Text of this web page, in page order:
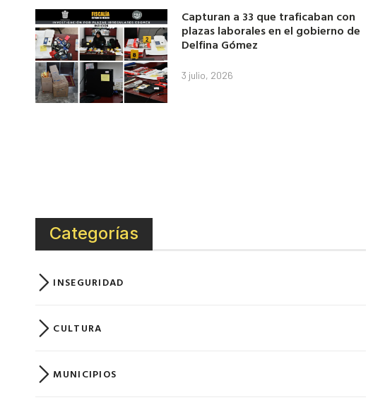
Capturan a 33 que traficaban con
plazas laborales en el gobierno de
Delfina Gómez
3 julio, 2026
Categorías
INSEGURIDAD
CULTURA
MUNICIPIOS